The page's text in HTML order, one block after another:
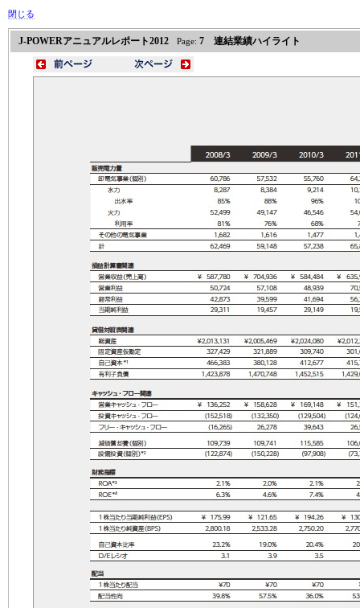
閉じる
J-POWERアニュアルレポート2012 Page: 7 連結業績ハイライト